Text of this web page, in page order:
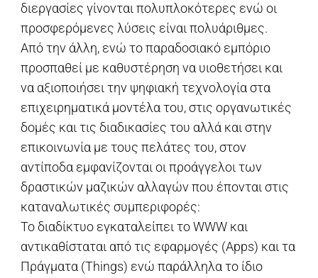
διεργασίες γίνονται πολυπλοκότερες ενώ οι
προσφερόμενες λύσεις είναι πολυάριθμες.
Από την άλλη, ενώ το παραδοσιακό εμπόριο
προσπαθεί με καθυστέρηση να υιοθετήσει και
να αξιοποιήσει την ψηφιακή τεχνολογία στα
επιχειρηματικά μοντέλα του, στις οργανωτικές
δομές και τις διαδικασίες του αλλά και στην
επικοινωνία με τους πελάτες του, στον
αντίποδα εμφανίζονται οι προάγγελοι των
δραστικών μαζικών αλλαγών που έπονται στις
καταναλωτικές συμπεριφορές:
Το διαδίκτυο εγκαταλείπει το WWW και
αντικαθίσταται από τις εφαρμογές (Apps) και τα
Πράγματα (Things) ενώ παράλληλα το ίδιο